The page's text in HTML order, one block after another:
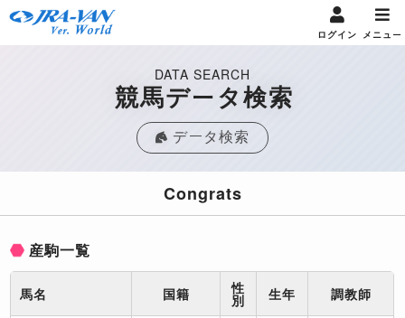
ログイン メニュー
DATA SEARCH
競馬データ検索
データ検索
Congrats
産駒一覧
馬名 国籍 性
別 生年 調教師